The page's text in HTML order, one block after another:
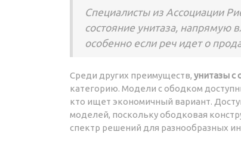
Специалисты из Ассоциации
состояние унитаза, напрямую
особенно если реч идет о
Среди других преимуществ, унитазы с
категорию. Модели с ободком
кто ищет экономичный вариант.
моделей, поскольку ободковая
спектр решений для разнообразных